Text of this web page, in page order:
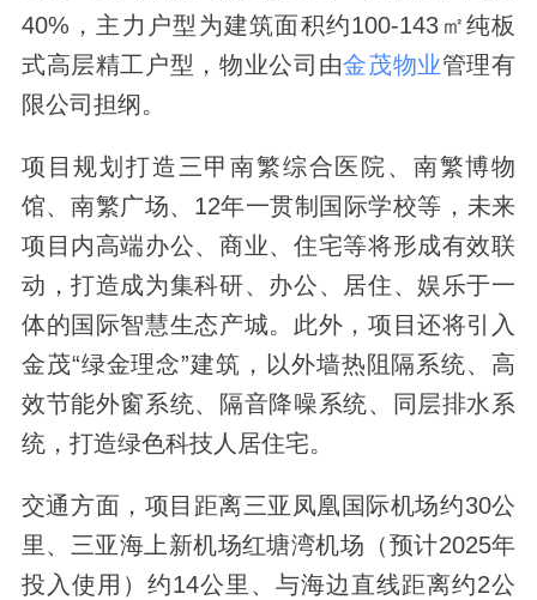
40%，主力户型为建筑面积约100-143㎡纯板
式高层精工户型，物业公司由金茂物业管理有
限公司担纲。
项目规划打造三甲南繁综合医院、南繁博物
馆、南繁广场、12年一贯制国际学校等，未来
项目内高端办公、商业、住宅等将形成有效联
动，打造成为集科研、办公、居住、娱乐于一
体的国际智慧生态产城。此外，项目还将引入
金茂“绿金理念”建筑，以外墙热阻隔系统、高
效节能外窗系统、隔音降噪系统、同层排水系
统，打造绿色科技人居住宅。
交通方面，项目距离三亚凤凰国际机场约30公
里、三亚海上新机场红塘湾机场（预计2025年
投入使用）约14公里、与海边直线距离约2公